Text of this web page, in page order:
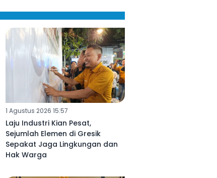
1 Agustus 2026 15:57
Laju Industri Kian Pesat,
Sejumlah Elemen di Gresik
Sepakat Jaga Lingkungan dan
Hak Warga